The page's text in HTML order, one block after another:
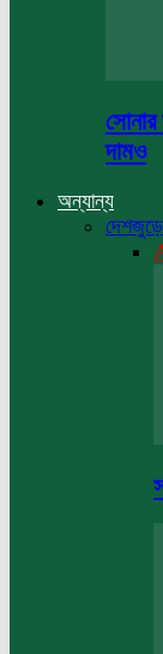
সোনার
দামও
অন্যান্য
দেশজুড়ে